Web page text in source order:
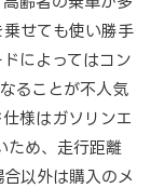
乗せても使い勝手
によってはコン
ることが不人気
様はガソリンエ
ため、走行距離
以外は購入のメ